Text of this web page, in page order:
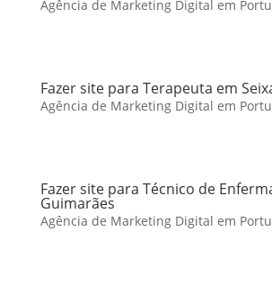
Agência de Marketing Digital em
Fazer site para Terapeuta em
Agência de Marketing Digital em
Fazer site para Técnico de
Guimarães
Agência de Marketing Digital em